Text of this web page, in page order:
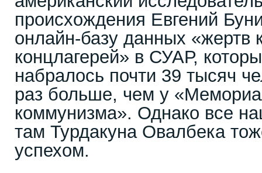
происхождения Евгений
онлайн-базу данных «жертв
концлагерей» в СУАР,
набралось почти 39 тысяч
раз больше, чем у
коммунизма». Однако все
там Турдакуна Овалбека
успехом.